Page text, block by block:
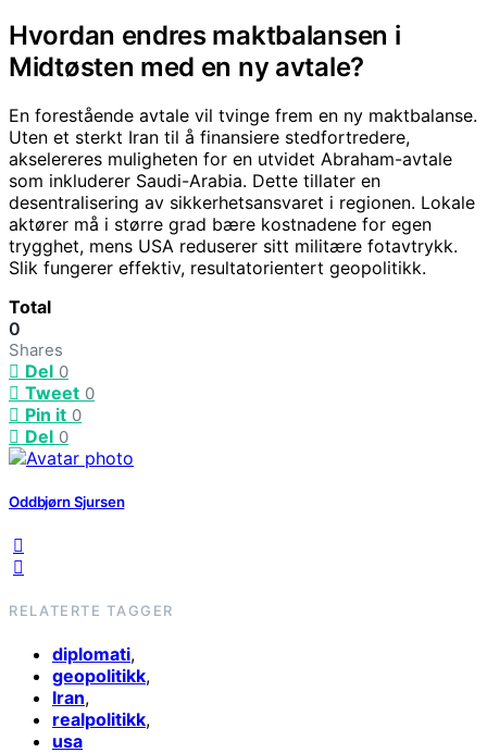
Hvordan endres maktbalansen i
Midtøsten med en ny avtale?
En forestående avtale vil tvinge frem en ny maktbalanse.
Uten et sterkt Iran til å finansiere stedfortredere,
akselereres muligheten for en utvidet Abraham-avtale
som inkluderer Saudi-Arabia. Dette tillater en
desentralisering av sikkerhetsansvaret i regionen. Lokale
aktører må i større grad bære kostnadene for egen
trygghet, mens USA reduserer sitt militære fotavtrykk.
Slik fungerer effektiv, resultatorientert geopolitikk.
Total
0
Shares
Del 0
Tweet 0
Pin it 0
Del 0
Oddbjørn Sjursen
RELATERTE TAGGER
diplomati,
geopolitikk,
Iran,
realpolitikk,
usa